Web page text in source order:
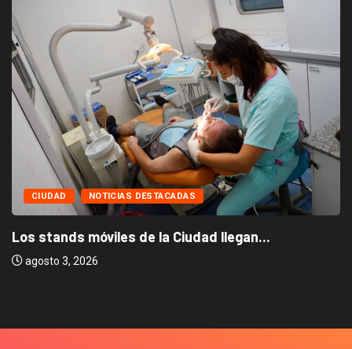
CIUDAD NOTICIAS DESTACADAS
Los stands móviles de la Ciudad llegan...
agosto 3, 2026